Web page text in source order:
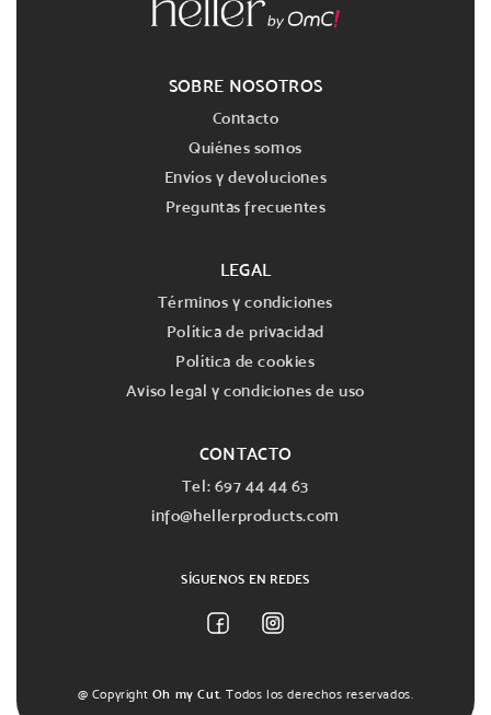
SOBRE NOSOTROS
Contacto
Quiénes somos
Envíos y devoluciones
Preguntas frecuentes
LEGAL
Términos y condiciones
Política de privacidad
Política de cookies
Aviso legal y condiciones de uso
CONTACTO
Tel: 697 44 44 63
info@hellerproducts.com
SÍGUENOS EN REDES
FacebookInstagram
@ Copyright Oh my Cut. Todos los derechos reservados.